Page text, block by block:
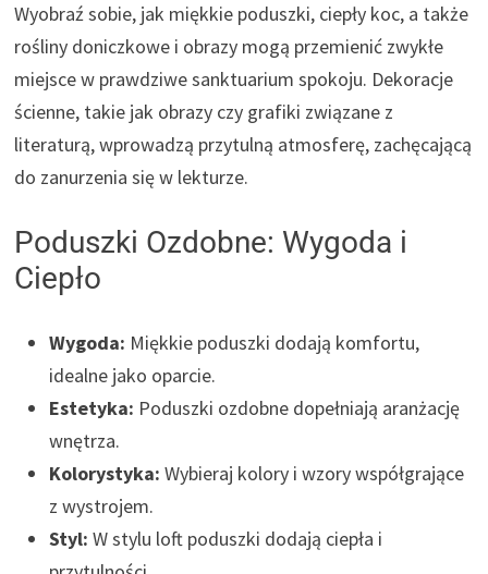
Wyobraź sobie, jak miękkie poduszki, ciepły koc, a także
rośliny doniczkowe i obrazy mogą przemienić zwykłe
miejsce w prawdziwe sanktuarium spokoju. Dekoracje
ścienne, takie jak obrazy czy grafiki związane z
literaturą, wprowadzą przytulną atmosferę, zachęcającą
do zanurzenia się w lekturze.
Poduszki Ozdobne: Wygoda i
Ciepło
Wygoda: Miękkie poduszki dodają komfortu,
idealne jako oparcie.
Estetyka: Poduszki ozdobne dopełniają aranżację
wnętrza.
Kolorystyka: Wybieraj kolory i wzory współgrające
z wystrojem.
Styl: W stylu loft poduszki dodają ciepła i